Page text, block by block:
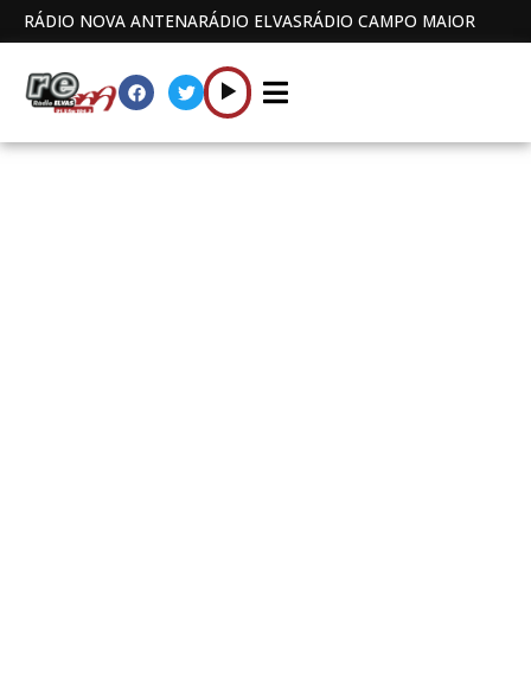
RÁDIO NOVA ANTENARÁDIO ELVASRÁDIO CAMPO MAIOR